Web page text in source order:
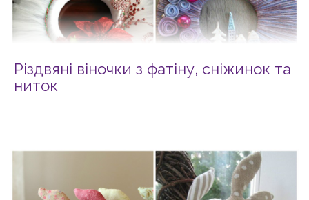
Різдвяні віночки з фатіну, сніжинок та
ниток